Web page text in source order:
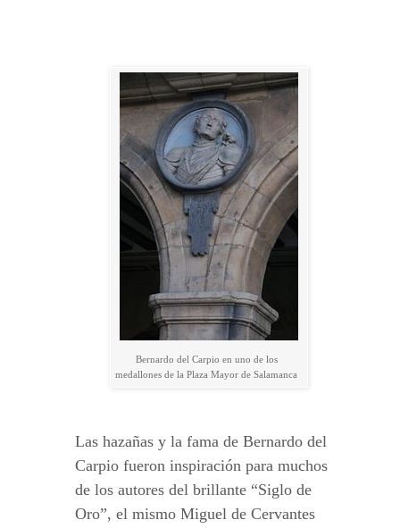
Bernardo del Carpio en uno de los
medallones de la Plaza Mayor de Salamanca
Las hazañas y la fama de Bernardo del
Carpio fueron inspiración para muchos
de los autores del brillante “Siglo de
Oro”, el mismo Miguel de Cervantes